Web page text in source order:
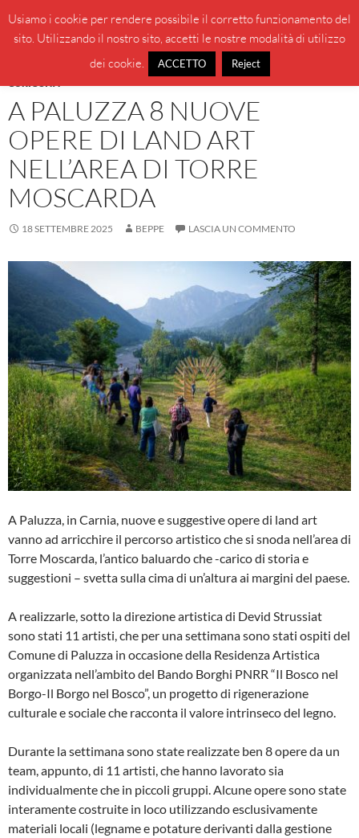
contenuto
BeppeBlog
MENU
CURIOSITÀ
A PALUZZA 8 NUOVE
OPERE DI LAND ART
NELL’AREA DI TORRE
MOSCARDA
18 SETTEMBRE 2025 BEPPE LASCIA UN COMMENTO
A Paluzza, in Carnia, nuove e suggestive opere di land art
vanno ad arricchire il percorso artistico che si snoda nell’area di
Torre Moscarda, l’antico baluardo che -carico di storia e
suggestioni – svetta sulla cima di un’altura ai margini del paese.
A realizzarle, sotto la direzione artistica di Devid Strussiat
sono stati 11 artisti, che per una settimana sono stati ospiti del
Comune di Paluzza in occasione della Residenza Artistica
organizzata nell’ambito del Bando Borghi PNRR “Il Bosco nel
Borgo-Il Borgo nel Bosco”, un progetto di rigenerazione
culturale e sociale che racconta il valore intrinseco del legno.
Durante la settimana sono state realizzate ben 8 opere da un
team, appunto, di 11 artisti, che hanno lavorato sia
individualmente che in piccoli gruppi. Alcune opere sono state
interamente costruite in loco utilizzando esclusivamente
materiali locali (legname e potature derivanti dalla gestione
Usiamo i cookie per rendere possibile il corretto funzionamento del
sito. Utilizzando il nostro sito, accetti le nostre modalità di utilizzo
dei cookie.
ACCETTO Reject